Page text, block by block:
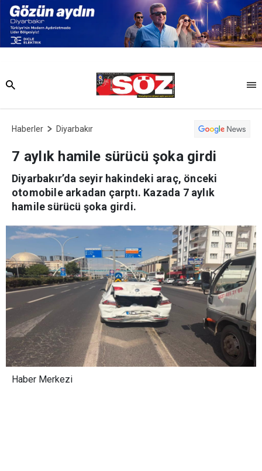
Haberler Diyarbakır
7 aylık hamile sürücü şoka girdi
Diyarbakır’da seyir hakindeki araç, önceki
otomobile arkadan çarptı. Kazada 7 aylık
hamile sürücü şoka girdi.
Haber Merkezi